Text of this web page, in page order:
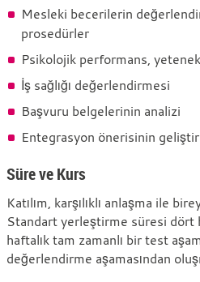
Mesleki becerilerin
prosedürler
Psikolojik performans,
İş sağlığı değerlendirmesi
Başvuru belgelerinin analizi
Entegrasyon önerisinin
Süre ve Kurs
Katılım, karşılıklı anlaşma ile
Standart yerleştirme süresi dört
haftalık tam zamanlı bir test
değerlendirme aşamasından